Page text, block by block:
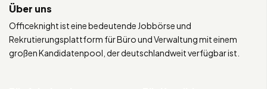
Über uns
Officeknight ist eine bedeutende Jobbörse und
Rekrutierungsplattform für Büro und Verwaltung mit einem
großen Kandidatenpool, der deutschlandweit verfügbar ist.